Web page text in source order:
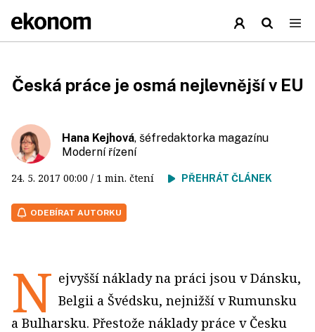
Česká práce je osmá nejlevnější v EU
Hana Kejhová, šéfredaktorka magazínu
Moderní řízení
24. 5. 2017 00:00 / 1 min. čtení PŘEHRÁT ČLÁNEK
ODEBÍRAT AUTORKU
N ejvyšší náklady na práci jsou v Dánsku,
Belgii a Švédsku, nejnižší v Rumunsku
a Bulharsku. Přestože náklady práce v Česku